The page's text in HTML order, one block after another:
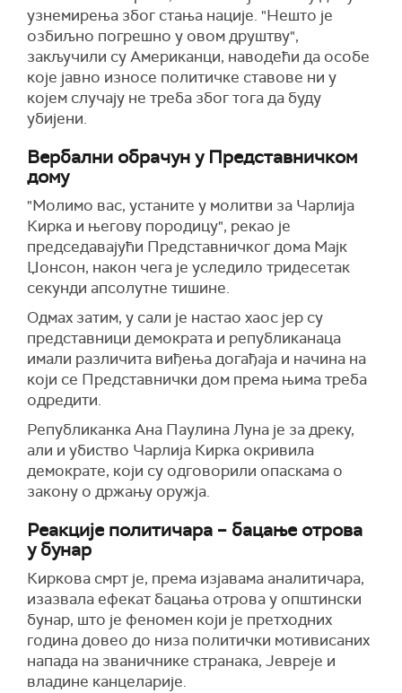
узнемирења због стања нације. "Нешто је
озбиљно погрешно у овом друштву",
закључили су Американци, наводећи да особе
које јавно износе политичке ставове ни у
којем случају не треба због тога да буду
убијени.
Вербални обрачун у Представничком
дому
"Молимо вас, устаните у молитви за Чарлија
Кирка и његову породицу", рекао је
председавајући Представничког дома Мајк
Џонсон, након чега је уследило тридесетак
секунди апсолутне тишине.
Одмах затим, у сали је настао хаос јер су
представници демократа и републиканаца
имали различита виђења догађаја и начина на
који се Представнички дом према њима треба
одредити.
Републиканка Ана Паулина Луна је за дреку,
али и убиство Чарлија Кирка окривила
демократе, који су одговорили опаскама о
закону о држању оружја.
Реакције политичара – бацање отрова
у бунар
Киркова смрт је, према изјавама аналитичара,
изазвала ефекат бацања отрова у општински
бунар, што је феномен који је претходних
година довео до низа политички мотивисаних
напада на званичнике странака, Јевреје и
владине канцеларије.